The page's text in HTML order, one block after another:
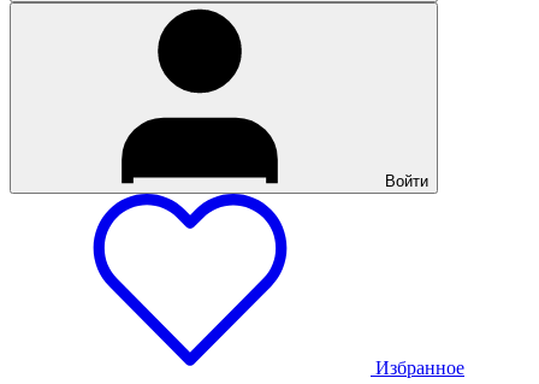
Войти
Избранное